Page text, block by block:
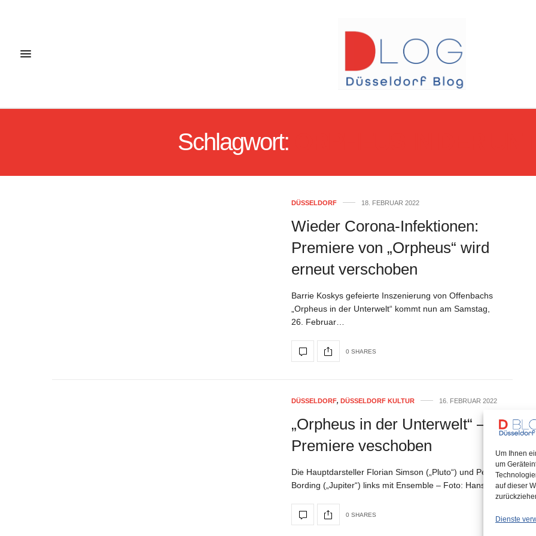
Um Ihnen
um
auf dieser
Dienste
Schlagwort:
DÜSSELDORF 18. FEBRUAR 2022
Wieder Corona-Infektionen:
Premiere von „Orpheus“ wird
erneut verschoben
Barrie Koskys gefeierte Inszenierung von Offenbachs
„Orpheus in der Unterwelt“ kommt nun am Samstag,
26. Februar…
0 SHARES
DÜSSELDORF, DÜSSELDORF KULTUR 16. FEBRUAR 2022
„Orpheus in der Unterwelt“ –
Premiere veschoben
Die Hauptdarsteller Florian Simson („Pluto“) und Peter
Bording („Jupiter“) links mit Ensemble – Foto: Hans…
0 SHARES